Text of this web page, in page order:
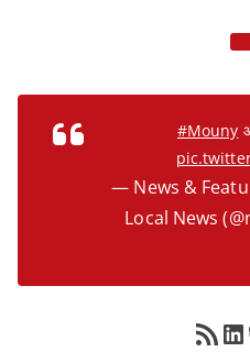
#Mouny
— News &
Local News
RSS Feed LinkedIn